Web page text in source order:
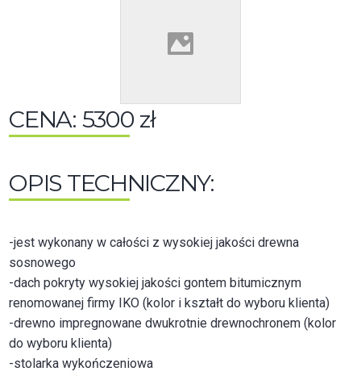
CENA: 5300 zł
OPIS TECHNICZNY:
-jest wykonany w całości z wysokiej jakości drewna
sosnowego
-dach pokryty wysokiej jakości gontem bitumicznym
renomowanej firmy IKO (kolor i kształt do wyboru klienta)
-drewno impregnowane dwukrotnie drewnochronem (kolor
do wyboru klienta)
-stolarka wykończeniowa